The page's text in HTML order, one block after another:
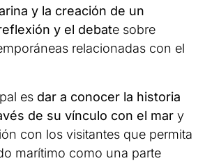
y la creación de un
y el debate sobre
relacionadas con el
es dar a conocer la historia
de su vínculo con el mar y
con los visitantes que permita
marítimo como una parte